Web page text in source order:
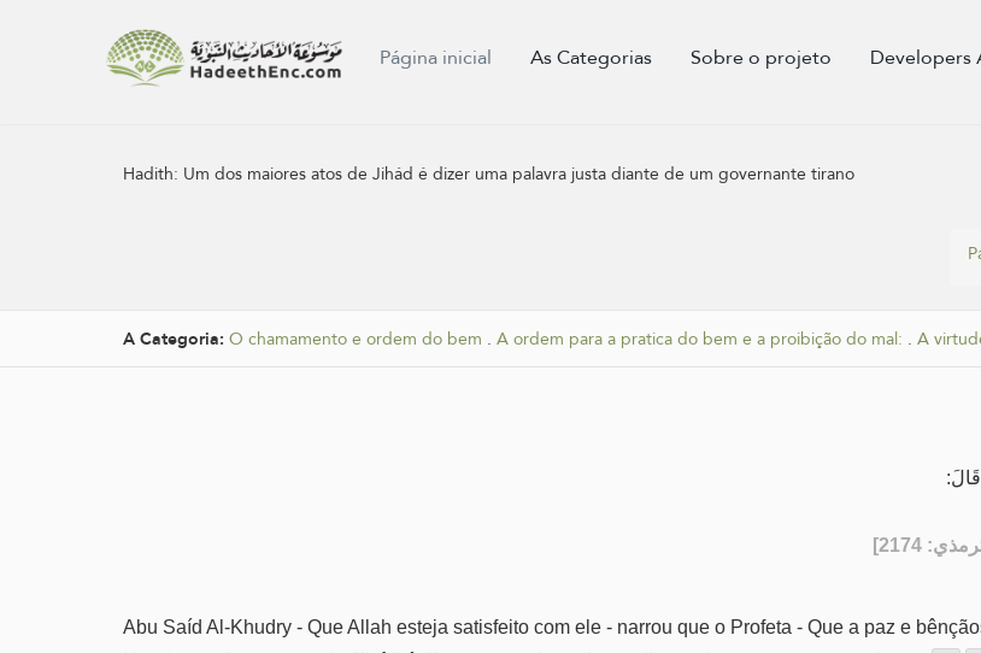
Página inicial As Categorias Sobre o projeto Developers
Hadith: Um dos maiores atos de Jihád é dizer uma palavra justa diante de um governante tirano
A Categoria: O chamamento e ordem do bem . A ordem para a pratica do bem e a proibição do mal: . A
2174]
Abu Saíd Al-Khudry - Que Allah esteja satisfeito com ele - narrou que o Profeta - Que a paz e